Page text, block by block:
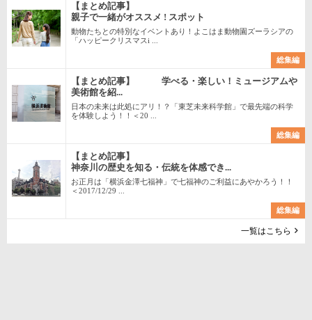
【まとめ記事】
親子で一緒がオススメ ! スポット
動物たちとの特別なイベントあり！よこはま動物園ズーラシアの
「ハッピークリスマスi ...
総集編
【まとめ記事】 学べる・楽しい！ミュージアムや
美術館を紹...
日本の未来は此処にアリ！？「東芝未来科学館」で最先端の科学
を体験しよう！！＜20 ...
総集編
【まとめ記事】
神奈川の歴史を知る・伝統を体感でき...
お正月は「横浜金澤七福神」で七福神のご利益にあやかろう！！
＜2017/12/29 ...
総集編
一覧はこちら